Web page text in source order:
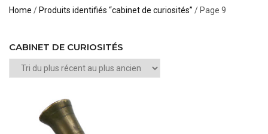
Home / Produits identifiés “cabinet de curiosités” / Page 9
CABINET DE CURIOSITÉS